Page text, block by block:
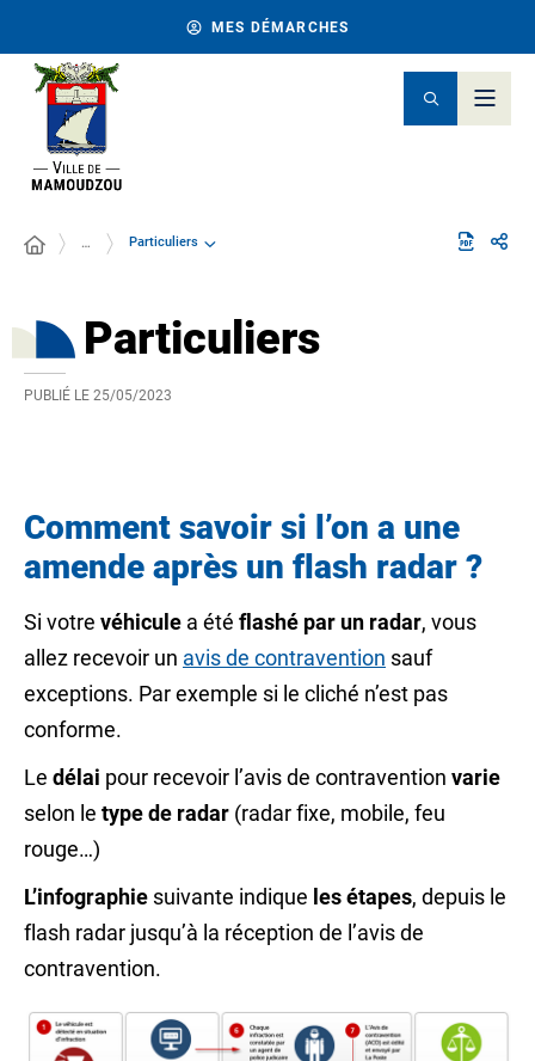
MES DÉMARCHES
… Particuliers
Particuliers
PUBLIÉ LE 25/05/2023
Comment savoir si l’on a une
amende après un flash radar ?
Si votre véhicule a été flashé par un radar, vous
allez recevoir un avis de contravention sauf
exceptions. Par exemple si le cliché n’est pas
conforme.
Le délai pour recevoir l’avis de contravention varie
selon le type de radar (radar fixe, mobile, feu
rouge…)
L’infographie suivante indique les étapes, depuis le
flash radar jusqu’à la réception de l’avis de
contravention.